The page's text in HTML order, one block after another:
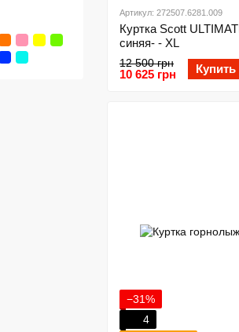
Артикул: 272507.6281.009
Куртка Scott
синяя- - XL
12 500 грн
10 625 грн Купить
−31%
4